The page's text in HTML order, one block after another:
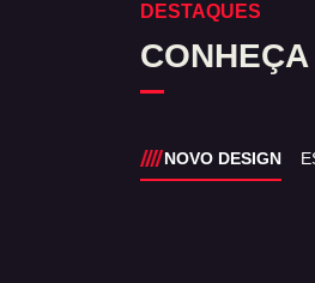
DESTAQUES
NOVO DESIGN